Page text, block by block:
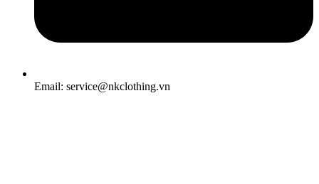
Email: service@nkclothing.vn